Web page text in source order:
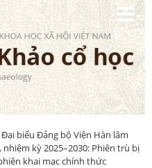
biểu Đảng bộ Viện Hàn lâm
kỳ 2025–2030: Phiên trù bị
khai mạc chính thức